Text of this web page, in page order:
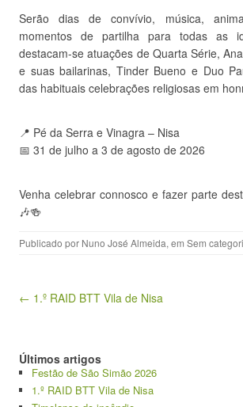
Serão dias de convívio, música,
momentos de partilha para todas as
destacam-se atuações de Quarta Série,
e suas bailarinas, Tinder Bueno e Duo
das habituais celebrações religiosas em
📍 Pé da Serra e Vinagra – Nisa
📅 31 de julho a 3 de agosto de 2026
Venha celebrar connosco e fazer parte
🎶🍻
Publicado por Nuno José Almeida, em Sem
Navegação de artigos
← 1.º RAID BTT Vila de Nisa
Últimos artigos
Festão de São Simão 2026
1.º RAID BTT Vila de Nisa